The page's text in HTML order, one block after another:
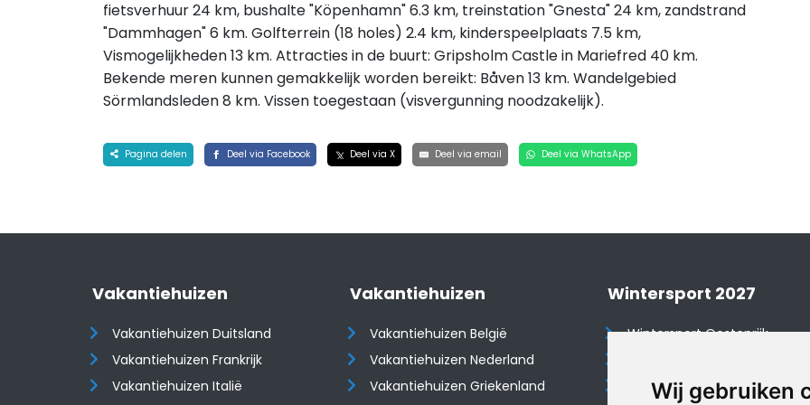
Wij gebruiken
fietsverhuur 24 km, bushalte "Köpenhamn" 6.3 km, treinstation "Gnesta" 24 km, zandstrand
"Dammhagen" 6 km. Golfterrein (18 holes) 2.4 km, kinderspeelplaats 7.5 km,
Vismogelijkheden 13 km. Attracties in de buurt: Gripsholm Castle in Mariefred 40 km.
Bekende meren kunnen gemakkelijk worden bereikt: Båven 13 km. Wandelgebied
Sörmlandsleden 8 km. Vissen toegestaan (visvergunning noodzakelijk).
Pagina delen Deel via Facebook Deel via X Deel via email Deel via WhatsApp
Vakantiehuizen
Vakantiehuizen Duitsland
Vakantiehuizen Frankrijk
Vakantiehuizen Italië
Vakantiehuizen
Vakantiehuizen België
Vakantiehuizen Nederland
Vakantiehuizen Griekenland
Wintersport 2027
Wintersport Oostenrijk
Wintersport Tsjechië